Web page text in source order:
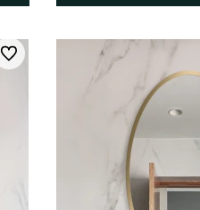
Do ulubionych